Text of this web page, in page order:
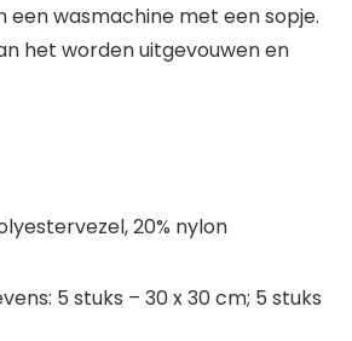
een wasmachine met een sopje.
het worden uitgevouwen en
20% nylon
5 stuks – 30 x 30 cm; 5 stuks